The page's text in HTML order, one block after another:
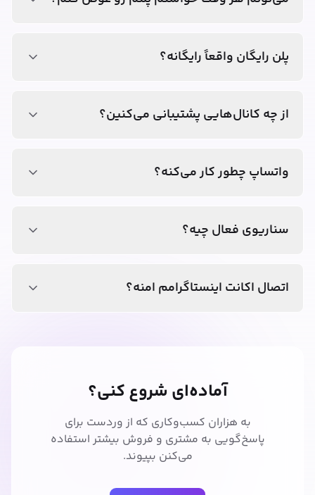
پلن رایگان واقعاً رایگانه؟
از چه کانال‌هایی پشتیبانی می‌کنین؟
واتساپ چطور کار می‌کنه؟
سناریوی فعال چیه؟
اتصال اکانت اینستاگرامم امنه؟
آماده‌ای شروع کنی؟
به هزاران کسب‌وکاری که از وردست برای
پاسخ‌گویی به مشتری و فروش بیشتر استفاده
می‌کنن بپیوند.